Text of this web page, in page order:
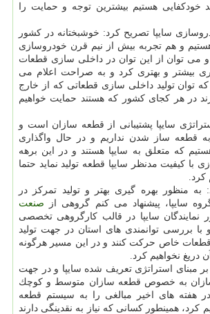
خودكفایی هستیم بیشترین توجه و حمایت را
سایپا تصریح كرد: خوشبختانه در كشور
و هم تجربه بیش از نیم قرن خودروسازی
می توان از این توان در داخلی سازی قطعات
بیشتر و بهتری كرد و به صراحت اعلام می
توان تولید داخلی سازی قطعاتی كه از خارج
در هر كجای كشور كه هستند حمایت خواهیم
سایپا پشتیبانی از قطعه سازان است و
به قطعه ساز شدن نداریم و در حال واگذاری
كه متعلق به سایپا هستند و در این برهه
با كیفیت مدنظر سایپا قطعه تولید نماید حتما
منظور بهره گیری بهتر و تولید تمركز در
سایپا، پیشنهاد می كنم گروهی از صنعت
نمایندگان سایپا در قالب كارگروهی تخصصی
بررسی توانمندی های استان در جهت تولید
خاص حركت كنند و در این مسیر هرگونه
دریغ نخواهیم كرد.
مبنای استراتژی تعریف شده سایپا و در جهت
سازان به خصوص قطعه سازان متوسط و كوچك
هفته های اخیر مبالغی را به سیستم قطعه
همینطور كسانی كه نیاز به نقدینگی دارند